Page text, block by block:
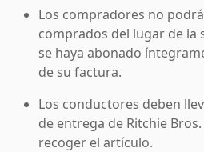
Los compradores no
comprados del lugar de la
se haya abonado
de su factura.
Los conductores deben
de entrega de Ritchie
recoger el artículo.